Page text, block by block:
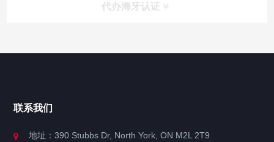
代办海牙认证
联系我们
地址：390 Stubbs Dr, North York, ON M2L 2T9